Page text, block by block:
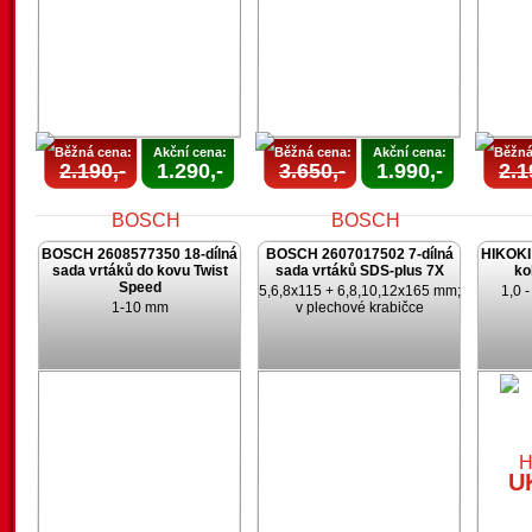
Běžná cena:
2.190,-
Akční cena:
1.290,-
Běžná cena:
3.650,-
Akční cena:
1.990,-
BOSCH 2608577350 18-dílná
sada vrtáků do kovu Twist
Speed
1-10 mm
BOSCH 2607017502 7-dílná
sada vrtáků SDS-plus 7X
5,6,8x115 + 6,8,10,12x165 mm;
v plechové krabičce
1,0